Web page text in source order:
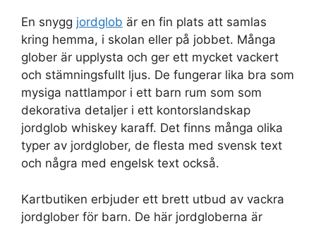
En snygg jordglob är en fin plats att samlas
kring hemma, i skolan eller på jobbet. Många
glober är upplysta och ger ett mycket vackert
och stämningsfullt ljus. De fungerar lika bra som
mysiga nattlampor i ett barn rum som som
dekorativa detaljer i ett kontorslandskap
jordglob whiskey karaff. Det finns många olika
typer av jordglober, de flesta med svensk text
och några med engelsk text också.
Kartbutiken erbjuder ett brett utbud av vackra
jordglober för barn. De här jordgloberna är